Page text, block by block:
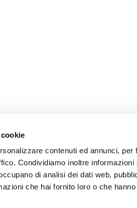
contenuti ed annunci,
Condividiamo inoltre
di analisi dei dati web,
che hai fornito loro o che